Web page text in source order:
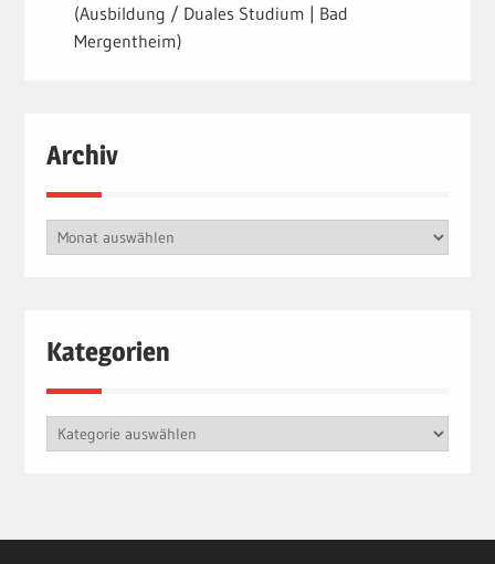
(Ausbildung / Duales Studium | Bad
Mergentheim)
Archiv
Archiv
Kategorien
Kategorien